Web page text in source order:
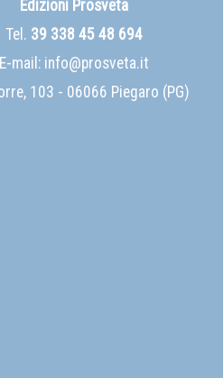
Edizioni Prosveta
Tel. 39 338 45 48 694
E-mail: info@prosveta.it
103 - 06066 Piegaro (PG)